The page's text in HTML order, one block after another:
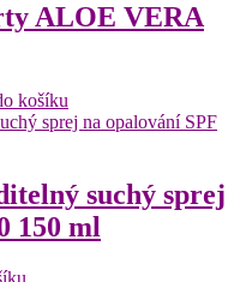
ALOE VERA
košíku
suchý sprej
150 ml